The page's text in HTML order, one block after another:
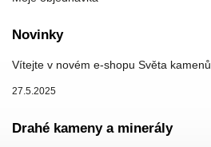
Novinky
Vítejte v novém e-shopu Světa kamenů
27.5.2025
Drahé kameny a minerály